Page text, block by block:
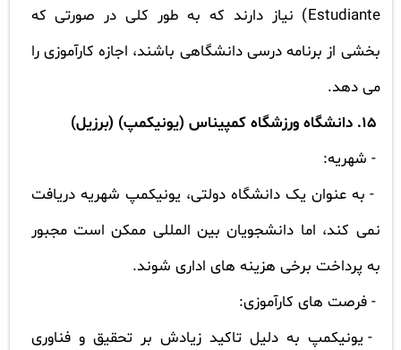
Estudiante) نیاز دارند که به طور کلی در صورتی که
بخشی از برنامه درسی دانشگاهی باشند، اجازه کارآموزی را
می دهد.
15. دانشگاه ورزشگاه کمپیناس (یونیکمپ) (برزیل)
- شهریه:
- به عنوان یک دانشگاه دولتی، یونیکمپ شهریه دریافت
نمی کند، اما دانشجویان بین المللی ممکن است مجبور
به پرداخت برخی هزینه های اداری شوند.
- فرصت های کارآموزی:
- یونیکمپ به دلیل تاکید زیادش بر تحقیق و فناوری